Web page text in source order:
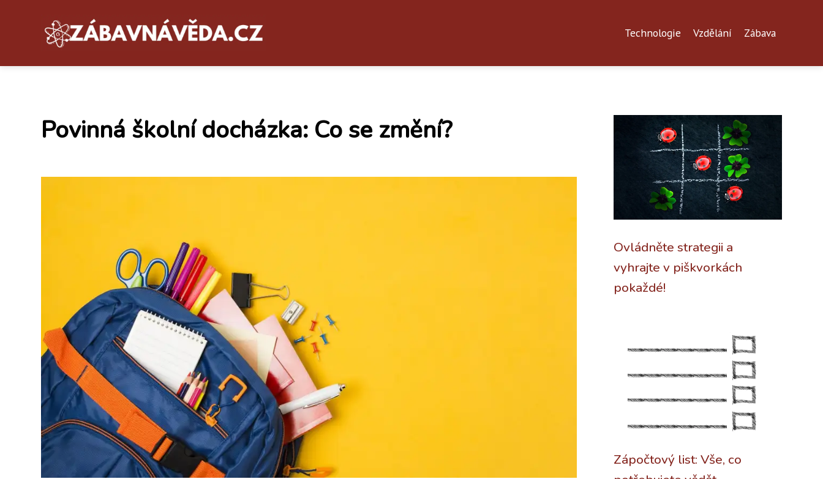
Technologie Vzdělání Zábava
Povinná školní docházka: Co se změní?
Ovládněte strategii a
vyhrajte v piškvorkách
pokaždé!
Zápočtový list: Vše, co